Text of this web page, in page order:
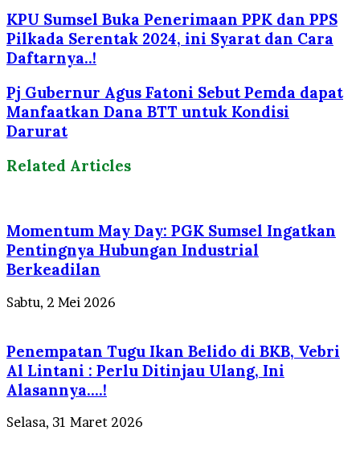
KPU Sumsel Buka Penerimaan PPK dan PPS
Pilkada Serentak 2024, ini Syarat dan Cara
Daftarnya..!
Pj Gubernur Agus Fatoni Sebut Pemda dapat
Manfaatkan Dana BTT untuk Kondisi
Darurat
Related Articles
Momentum May Day: PGK Sumsel Ingatkan
Pentingnya Hubungan Industrial
Berkeadilan
Sabtu, 2 Mei 2026
Penempatan Tugu Ikan Belido di BKB, Vebri
Al Lintani : Perlu Ditinjau Ulang, Ini
Alasannya….!
Selasa, 31 Maret 2026